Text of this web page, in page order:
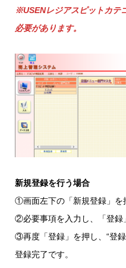
※USENレジアスピットカテ
必要があります。
新規登録を行う場合
①画面左下の「新規登録」を
②必要事項を入力し、「登録
③再度「登録」を押し、“登録
登録完了です。